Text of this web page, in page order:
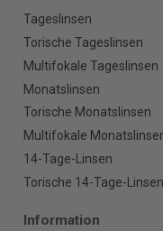
Tageslinsen
Torische Tageslinsen
Multifokale Tageslinsen
Monatslinsen
Torische Monatslinsen
Multifokale
14-Tage-Linsen
Torische 14-Tage-Linsen
Information